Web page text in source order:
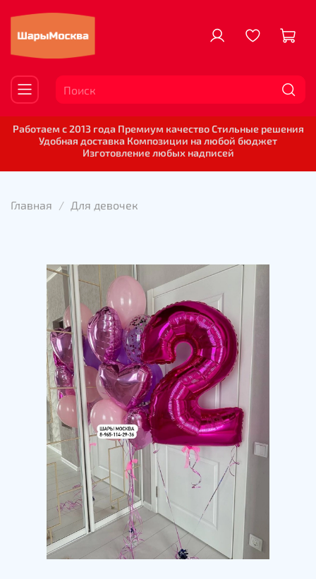
Работаем с 2013 года Премиум качество Стильные решения
Удобная доставка Композиции на любой бюджет
Изготовление любых надписей
Главная Для девочек